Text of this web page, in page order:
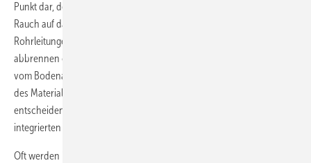
Punkt dar, denn durch Leitungen der Haustechnik können Feuer und
Rauch auf das nächste Stockwerk übergreifen. Im Bereich der
Rohrleitungen können Öffnungen entstehen, Rohrleitungen
abbrennen oder sich Rohrleitungsteile durch fehlerhafte Montage
vom Bodenaufbau lösen. Deshalb spielt nicht die Brandschutzklasse
des Materials, aus dem der Ablauf gefertigt ist, an sich die
entscheidende Rolle, sondern die Feuerwiderstandsklasse des
integrierten Brandschutzes.
Oft werden in der Praxis Gussabläufe eingesetzt, weil es heißt: Guss